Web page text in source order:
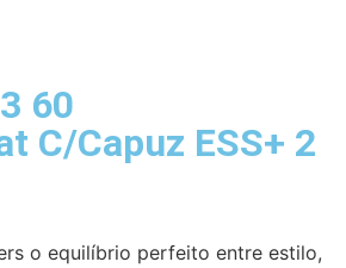
60
C/Capuz ESS+ 2
o equilíbrio perfeito entre estilo,